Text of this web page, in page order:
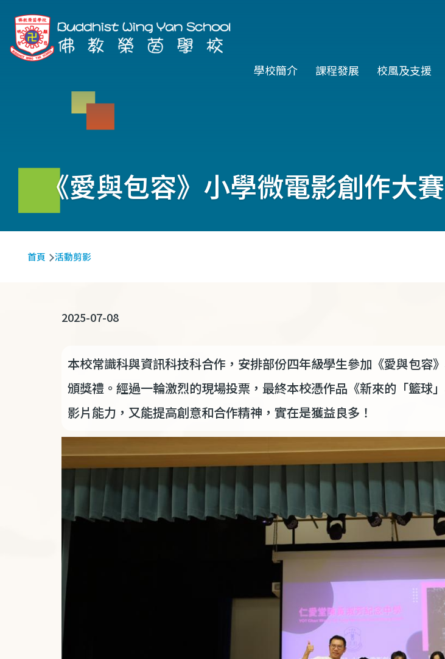
移至主內容
Main
學校簡介 課程發展 校風及支援
《愛與包容》小學微電影創作大
航
首頁 活動剪影
2025-07-08
本校常識科與資訊科技科合作，安排部份四年級學生參加《愛與包
頒獎禮。經過一輪激烈的現場投票，最終本校憑作品《新來的「籃球
影片能力，又能提高創意和合作精神，實在是獲益良多！